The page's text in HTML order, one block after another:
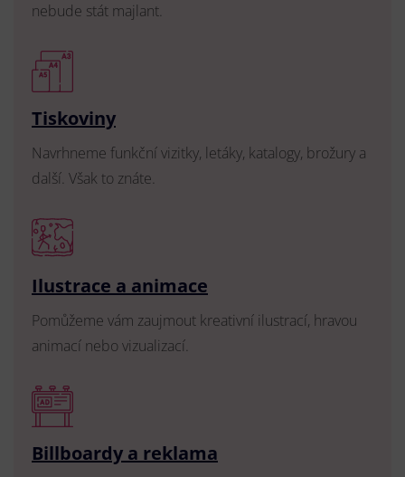
nebude stát majlant.
Tiskoviny
Navrhneme funkční vizitky, letáky, katalogy, brožury a
další. Však to znáte.
Ilustrace a animace
Pomůžeme vám zaujmout kreativní ilustrací, hravou
animací nebo vizualizací.
Billboardy a reklama